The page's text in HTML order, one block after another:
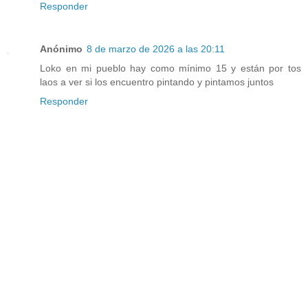
Responder
Anónimo 8 de marzo de 2026 a las 20:11
Loko en mi pueblo hay como mínimo 15 y están por tos
laos a ver si los encuentro pintando y pintamos juntos
Responder